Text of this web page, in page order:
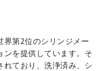
界第2位のシリンジメー
ンを提供しています。そ
れており、洗浄済み、シ